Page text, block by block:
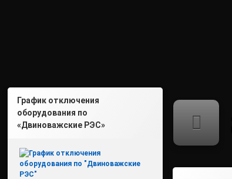
График отключения
оборудования по
«Двиноважские РЭС»